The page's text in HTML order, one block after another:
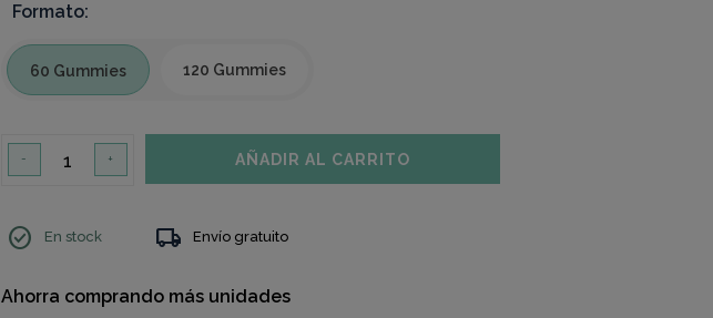
Formato:
60 Gummies 120 Gummies
- + AÑADIR AL CARRITO
check_circle En stock local_shipping Envío gratuito
Ahorra comprando más unidades